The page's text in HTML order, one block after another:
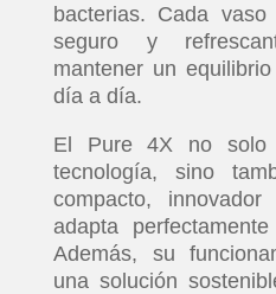
bacterias. Cada
seguro y
mantener un
día a día.
El Pure 4X no solo
tecnología, sino
compacto,
adapta
Además, su
una solución